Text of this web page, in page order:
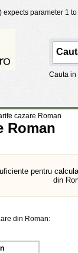
expects parameter 1
Cauta in
cazare Roman
Roman
pentru
din
din Roman: